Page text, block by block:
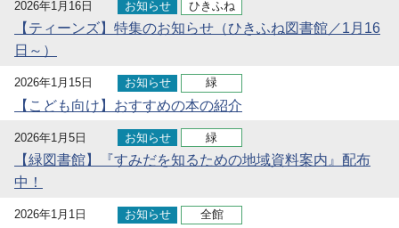
2026年1月16日 お知らせ ひきふね
【ティーンズ】特集のお知らせ（ひきふね図書館／1月16
日～）
2026年1月15日 お知らせ 緑
【こども向け】おすすめの本の紹介
2026年1月5日 お知らせ 緑
【緑図書館】『すみだを知るための地域資料案内』配布
中！
2026年1月1日 お知らせ 全館